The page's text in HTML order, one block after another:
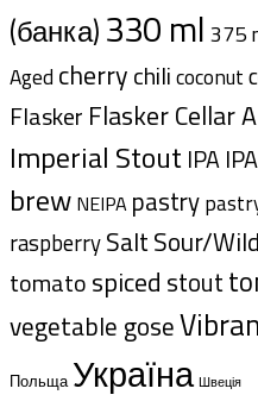
(банка)330 ml 375
Aged cherrychilicoconut
Flasker Flasker Cellar
Imperial Stout IPA
brew NEIPA pastry
raspberrySaltSour/Wild
tomatospiced stout
vegetable gose
Польща Україна Швеція